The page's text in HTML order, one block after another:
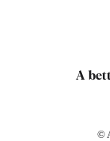
A
©